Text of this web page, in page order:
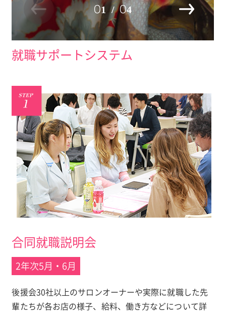
就職サポートシステム
合同就職説明会
2年次5月・6月
後援会30社以上のサロンオーナーや実際に就職した先
輩たちが各お店の様子、給料、働き方などについて詳